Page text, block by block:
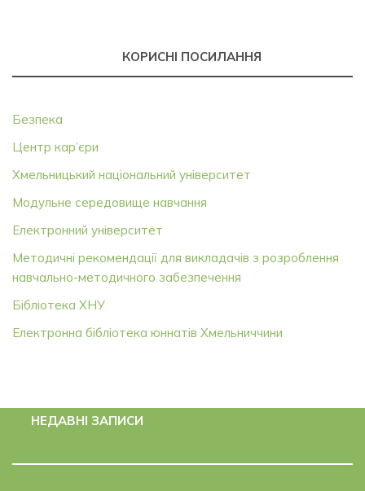
КОРИСНІ ПОСИЛАННЯ
Безпека
Центр кар’єри
Хмельницький національний університет
Модульне середовище навчання
Електронний університет
Методичні рекомендації для викладачів з розроблення
навчально-методичного забезпечення
Бібліотека ХНУ
Електронна бібліотека юннатів Хмельниччини
НЕДАВНІ ЗАПИСИ